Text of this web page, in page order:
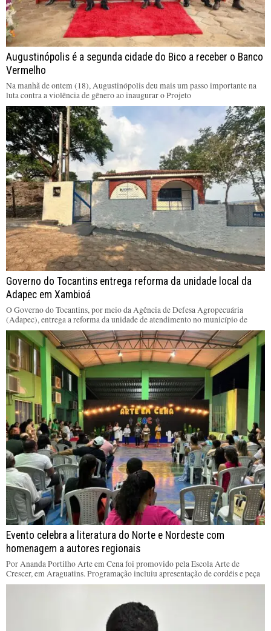
Augustinópolis é a segunda cidade do Bico a receber o Banco
Vermelho
Na manhã de ontem (18), Augustinópolis deu mais um passo importante na
luta contra a violência de gênero ao inaugurar o Projeto
Governo do Tocantins entrega reforma da unidade local da
Adapec em Xambioá
O Governo do Tocantins, por meio da Agência de Defesa Agropecuária
(Adapec), entrega a reforma da unidade de atendimento no município de
Evento celebra a literatura do Norte e Nordeste com
homenagem a autores regionais
Por Ananda Portilho Arte em Cena foi promovido pela Escola Arte de
Crescer, em Araguatins. Programação incluiu apresentação de cordéis e peça